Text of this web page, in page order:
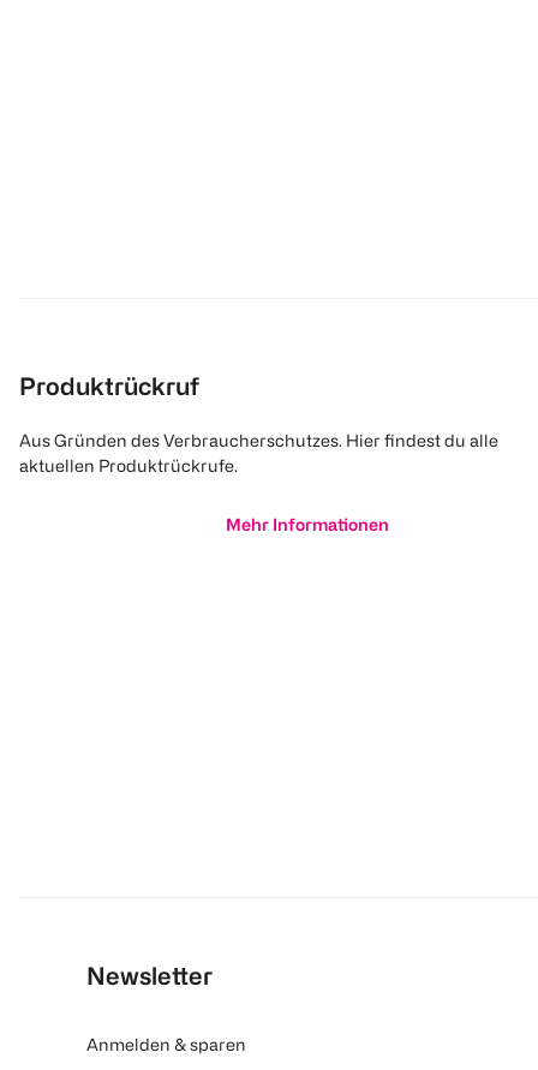
Produktrückruf
Aus Gründen des Verbraucherschutzes. Hier findest du alle
aktuellen Produktrückrufe.
Mehr Informationen
Newsletter
Anmelden & sparen